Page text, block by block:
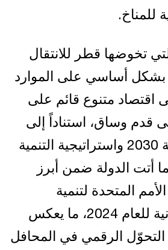
للمناخ.
تخوضها قطر للانتقال
بشكل أساسي على الموارد
اقتصاد متنوع قائم على
قدم وساق، استناداً إلى
رؤية قطر الوطنية 2030 واستراتيجية التنمية
أتت الدولة ضمن أبرز
المتحدة لتنمية
الحكومة الإلكترونية للعام 2024، ما يعكس
الرقمي في المحافل